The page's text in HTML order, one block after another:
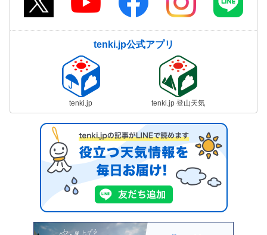
tenki.jp公式アプリ
tenki.jp tenki.jp 登山天気